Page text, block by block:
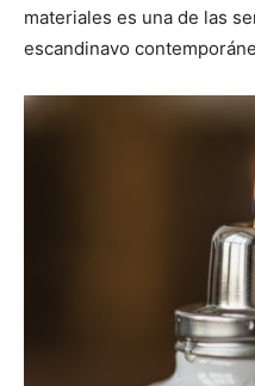
materiales es una de las
escandinavo